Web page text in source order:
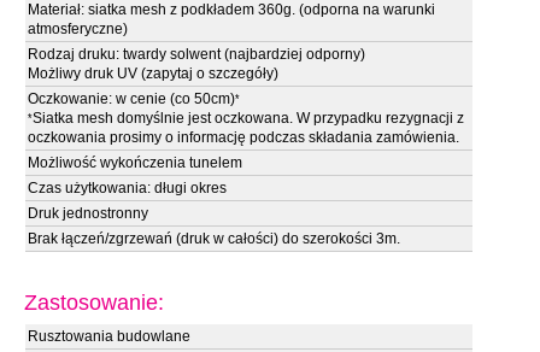
Materiał: siatka mesh z podkładem 360g. (odporna na warunki
atmosferyczne)
Rodzaj druku: twardy solwent (najbardziej odporny)
Możliwy druk UV (zapytaj o szczegóły)
Oczkowanie: w cenie (co 50cm)*
*Siatka mesh domyślnie jest oczkowana. W przypadku rezygnacji z
oczkowania prosimy o informację podczas składania zamówienia.
Możliwość wykończenia tunelem
Czas użytkowania: długi okres
Druk jednostronny
Brak łączeń/zgrzewań (druk w całości) do szerokości 3m.
Zastosowanie:
Rusztowania budowlane